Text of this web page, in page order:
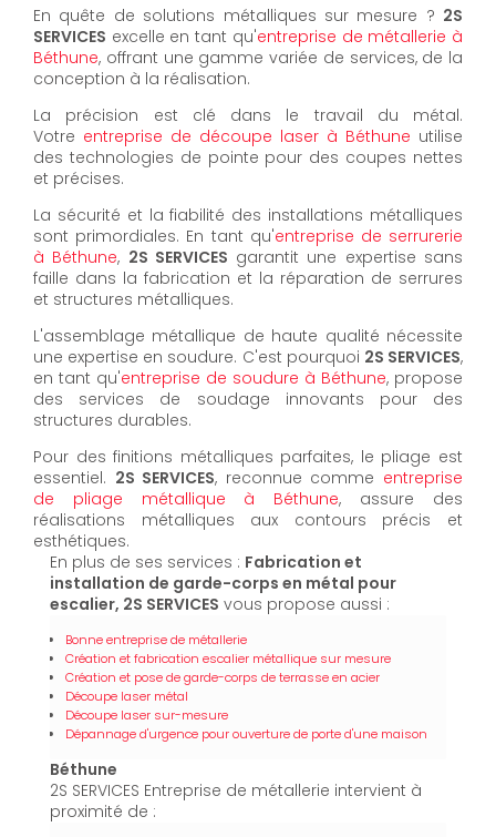
En quête de solutions métalliques sur mesure ? 2S
SERVICES excelle en tant qu'entreprise de métallerie à
Béthune, offrant une gamme variée de services, de la
conception à la réalisation.
La précision est clé dans le travail du métal.
Votre entreprise de découpe laser à Béthune utilise
des technologies de pointe pour des coupes nettes
et précises.
La sécurité et la fiabilité des installations métalliques
sont primordiales. En tant qu'entreprise de serrurerie
à Béthune, 2S SERVICES garantit une expertise sans
faille dans la fabrication et la réparation de serrures
et structures métalliques.
L'assemblage métallique de haute qualité nécessite
une expertise en soudure. C'est pourquoi 2S SERVICES,
en tant qu'entreprise de soudure à Béthune, propose
des services de soudage innovants pour des
structures durables.
Pour des finitions métalliques parfaites, le pliage est
essentiel. 2S SERVICES, reconnue comme entreprise
de pliage métallique à Béthune, assure des
réalisations métalliques aux contours précis et
esthétiques.
En plus de ses services : Fabrication et
installation de garde-corps en métal pour
escalier, 2S SERVICES vous propose aussi :
Bonne entreprise de métallerie
Création et fabrication escalier métallique sur mesure
Création et pose de garde-corps de terrasse en acier
Découpe laser métal
Découpe laser sur-mesure
Dépannage d'urgence pour ouverture de porte d'une maison
Béthune
2S SERVICES Entreprise de métallerie intervient à
proximité de :